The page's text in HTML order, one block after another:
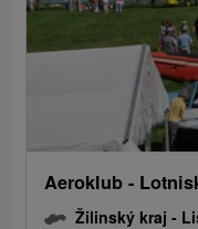
Aeroklub -
Žilinský kraj -